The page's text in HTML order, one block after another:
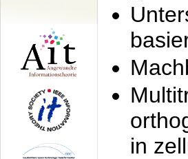
in